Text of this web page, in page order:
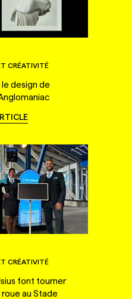
CRÉATIVITÉ
le design de
CRÉATIVITÉ
font tourner
au Stade